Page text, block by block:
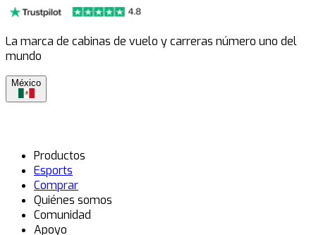
La marca de cabinas de vuelo y carreras número uno del
mundo
México
Productos
Esports
Comprar
Quiénes somos
Comunidad
Apoyo